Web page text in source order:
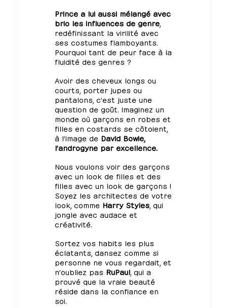
Prince a lui aussi mélangé avec
brio les influences de genre
redéfinissant la virilité avec
ses costumes flamboyants.
Pourquoi tant de peur face à la
fluidité des genres ?
Avoir des cheveux longs ou
courts, porter jupes ou
pantalons, c’est juste une
question de goût. Imaginez un
monde où garçons en robes et
filles en costards se côtoient,
à l’image de David Bowie,
l’androgyne par excellence.
Nous voulons voir des garçons
avec un look de filles et des
filles avec un look de garçons !
Soyez les architectes de votre
look, comme Harry Styles , qui
jongle avec audace et
créativité.
Sortez vos habits les plus
éclatants, dansez comme si
personne ne vous regardait, et
n’oubliez pas RuPaul , qui a
prouvé que la vraie beauté
réside dans la confiance en
soi.